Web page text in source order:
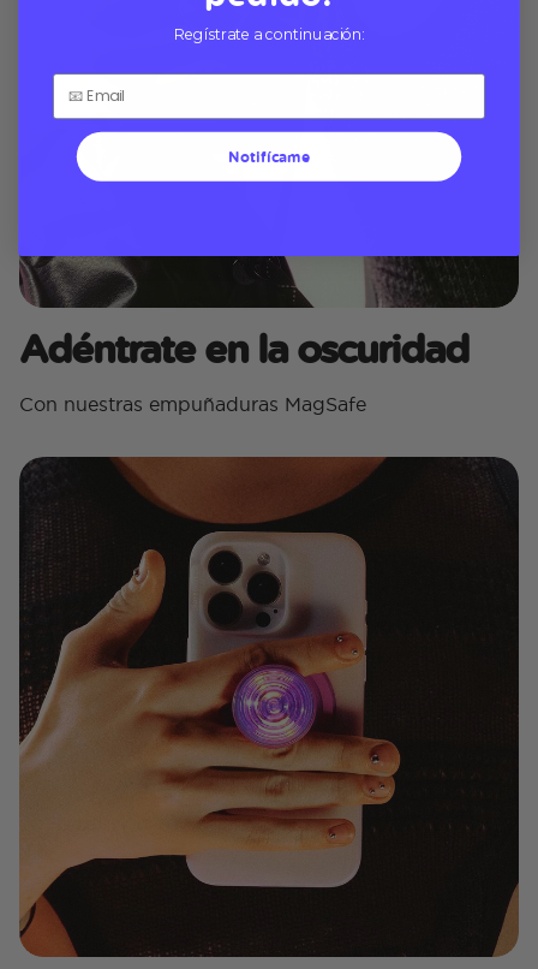
Adéntrate en la oscuridad
Con nuestras empuñaduras MagSafe
Regístrate a continuación:
Notifícame